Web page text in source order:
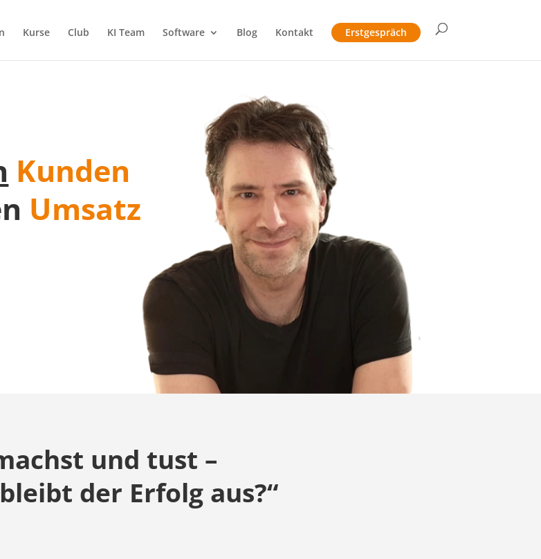
Kurse Club KI Team Software Blog Kontakt Erstgespräch
Kunden
Umsatz
und tust –
der Erfolg aus?“